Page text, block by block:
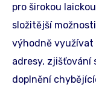
pro širokou
složitější
výhodně využívat
adresy, zjišťování
doplnění